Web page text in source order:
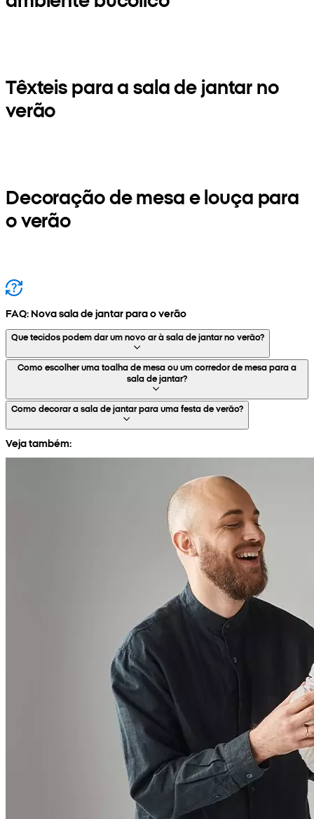
Têxteis para a sala de jantar no
verão
Decoração de mesa e louça para
o verão
FAQ: Nova sala de jantar para o verão
Que tecidos podem dar um novo ar à sala de jantar no verão?
Como escolher uma toalha de mesa ou um corredor de mesa para a
sala de jantar?
Como decorar a sala de jantar para uma festa de verão?
Veja também: